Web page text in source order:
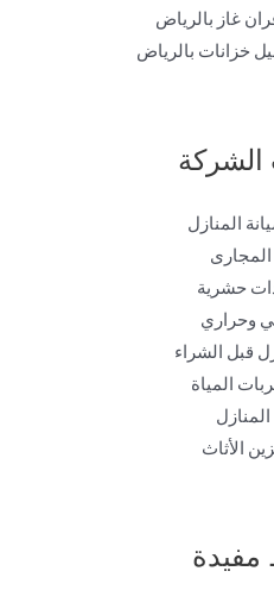
غاز بالرياض
خزانات بالرياض
المنازل
حشرية
وحراري
قبل الشراء
المياة
الأثاث
مفيدة